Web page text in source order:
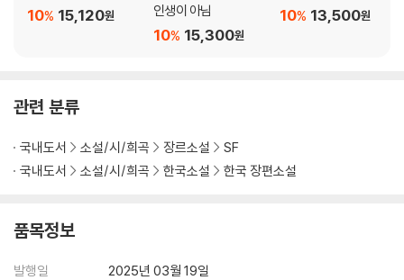
15,120원
10%
인생이 아님
15,300원
10%
13,500원
10%
관련 분류
국내도서 소설/시/희곡 장르소설
SF
국내도서
소설/시/희곡 한국소설 한국 장편소설
품목정보
발행일
2025년 03월 19일